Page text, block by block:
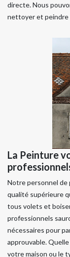
directe. Nous
nettoyer et peindre
La Peinture
Notre personnel de
qualité supérieure
tous volets et
professionnels
nécessaires pour
approuvable.
votre maison ou le